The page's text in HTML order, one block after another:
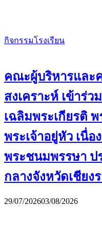
กิจกรรมโรงเรียน
คณะผู้บริหารและ
สงเคราะห์ เข้าร่ว
เฉลิมพระเกียรติ
พระเจ้าอยู่หัว เนื่อ
พระชนมพรรษา ป
กลางจังหวัดเชียง
29/07/202603/08/2026